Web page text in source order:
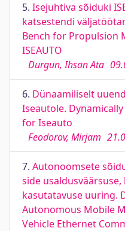
5. Isejuhtiva sõiduki
katsestendi
Bench for Propulsion
ISEAUTO
Durgun, Ihsan Ata
6. Dünaamiliselt
Iseautole.
for Iseauto
Feodorov, Mirjam
7. Autonoomsete
side
kasutatavuse uuring.
Autonomous Mobile
Vehicle Ethernet